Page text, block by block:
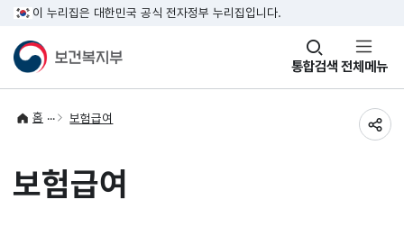
이 누리집은 대한민국 공식 전자정부 누리집입니다.
통합검색
창
열기 전체메뉴
홈 보험급여
보험급여